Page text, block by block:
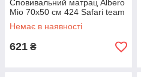
Сповивальний матрац Albero
Mio 70x50 см 424 Safari team
Немає в наявності
621 ₴